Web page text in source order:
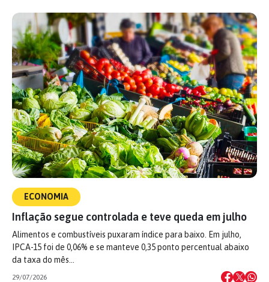
ECONOMIA
Inflação segue controlada e teve queda em julho
Alimentos e combustíveis puxaram índice para baixo. Em julho,
IPCA-15 foi de 0,06% e se manteve 0,35 ponto percentual abaixo
da taxa do mês…
29/07/2026